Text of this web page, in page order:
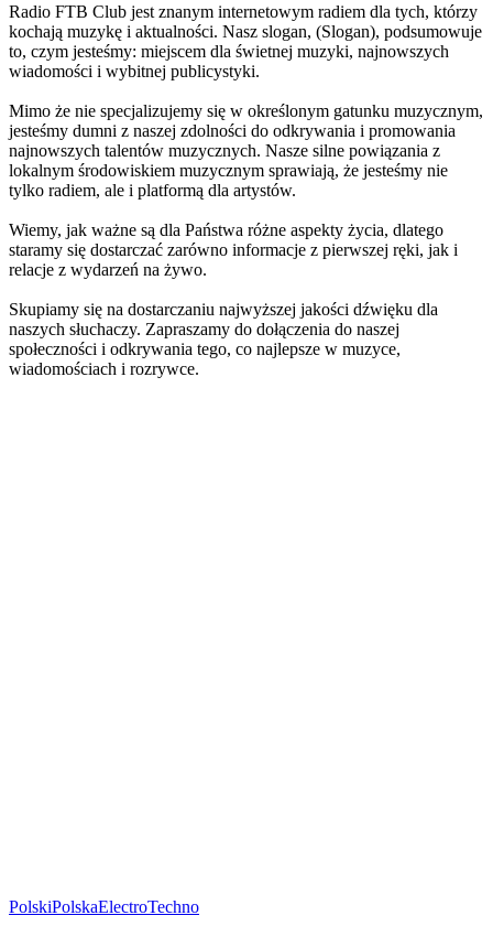
Radio FTB Club jest znanym internetowym radiem dla tych, którzy
kochają muzykę i aktualności. Nasz slogan, (Slogan), podsumowuje
to, czym jesteśmy: miejscem dla świetnej muzyki, najnowszych
wiadomości i wybitnej publicystyki.
Mimo że nie specjalizujemy się w określonym gatunku muzycznym,
jesteśmy dumni z naszej zdolności do odkrywania i promowania
najnowszych talentów muzycznych. Nasze silne powiązania z
lokalnym środowiskiem muzycznym sprawiają, że jesteśmy nie
tylko radiem, ale i platformą dla artystów.
Wiemy, jak ważne są dla Państwa różne aspekty życia, dlatego
staramy się dostarczać zarówno informacje z pierwszej ręki, jak i
relacje z wydarzeń na żywo.
Skupiamy się na dostarczaniu najwyższej jakości dźwięku dla
naszych słuchaczy. Zapraszamy do dołączenia do naszej
społeczności i odkrywania tego, co najlepsze w muzyce,
wiadomościach i rozrywce.
PolskiPolskaElectroTechno